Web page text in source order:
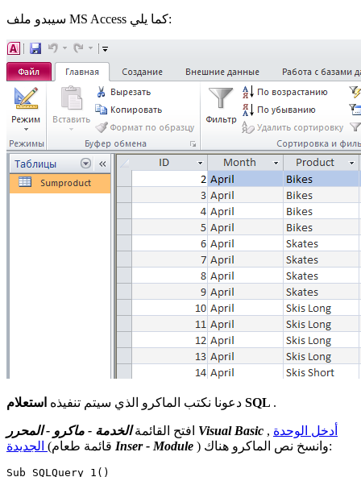
سيبدو ملف MS Access كما يلي:
دعونا نكتب الماكرو الذي سيتم تنفيذه استعلام SQL .
افتح القائمة الخدمة - ماكرو - المحرر Visual Basic , أدخل الوحدة
Inser - Module ) وانسخ نص الماكرو هناك:
Sub SQLQuery_1()